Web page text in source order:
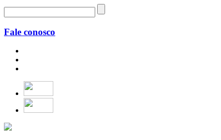
Fale conosco